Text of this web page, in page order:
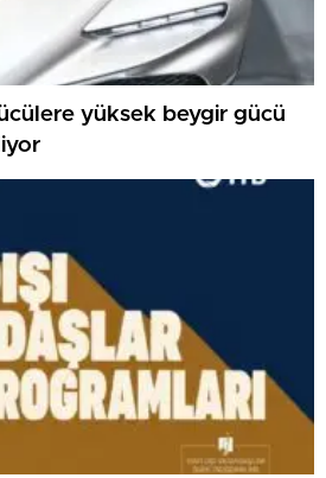
yüksek beygir gücü